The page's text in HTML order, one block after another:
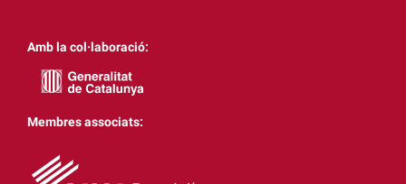
Amb la col·laboració:
Membres associats: